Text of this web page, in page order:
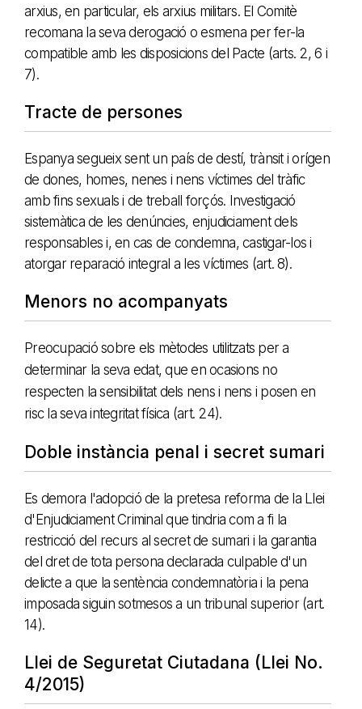
arxius, en particular, els arxius militars. El Comitè
recomana la seva derogació o esmena per fer-la
compatible amb les disposicions del Pacte (arts. 2, 6 i
7).
Tracte de persones
Espanya segueix sent un país de destí, trànsit i orígen
de dones, homes, nenes i nens víctimes del tràfic
amb fins sexuals i de treball forçós. Investigació
sistemàtica de les denúncies, enjudiciament dels
responsables i, en cas de condemna, castigar-los i
atorgar reparació integral a les víctimes (art. 8).
Menors no acompanyats
Preocupació sobre els mètodes utilitzats per a
determinar la seva edat, que en ocasions no
respecten la sensibilitat dels nens i nens i posen en
risc la seva integritat física (art. 24).
Doble instància penal i secret sumari
Es demora l'adopció de la pretesa reforma de la Llei
d'Enjudiciament Criminal que tindria com a fi la
restricció del recurs al secret de sumari i la garantia
del dret de tota persona declarada culpable d'un
delicte a que la sentència condemnatòria i la pena
imposada siguin sotmesos a un tribunal superior (art.
14).
Llei de Seguretat Ciutadana (Llei No.
4/2015)